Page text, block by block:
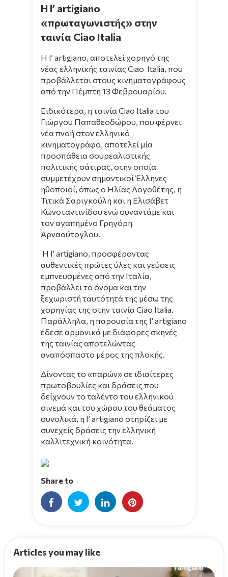
Η l’ artigiano
«πρωταγωνιστής» στην
ταινία Ciao Italia
H l’ artigiano, αποτελεί χορηγό της
νέας ελληνικής ταινίας Ciao Italia, που
προβάλλεται στους κινηματογράφους
από την Πέμπτη 13 Φεβρουαρίου.
Ειδικότερα, η ταινία Ciao Italia του
Γιώργου Παπαθεοδώρου, που φέρνει
νέα πνοή στον ελληνικό
κινηματογράφο, αποτελεί μία
προσπάθεια σουρεαλιστικής
πολιτικής σάτιρας, στην οποία
συμμετέχουν σημαντικοί Έλληνες
ηθοποιοί, όπως ο Ηλίας Λογοθέτης, η
Τιτικά Σαριγκούλη και η Ελισάβετ
Κωνσταντινίδου ενώ συναντάμε και
τον αγαπημένο Γρηγόρη
Αρναούτογλου.
Η l’ artigiano, προσφέροντας
αυθεντικές πρώτες ύλες και γεύσεις
εμπνευσμένες από την Ιταλία,
προβάλλει το όνομα και την
ξεχωριστή ταυτότητά της μέσω της
χορηγίας της στην ταινία Ciao Italia.
Παράλληλα, η παρουσία της l’ artigiano
έδεσε αρμονικά με διάφορες σκηνές
της ταινίας αποτελώντας
αναπόσπαστο μέρος της πλοκής.
Δίνοντας το «παρών» σε ιδιαίτερες
πρωτοβουλίες και δράσεις που
δείχνουν το ταλέντο του ελληνικού
σινεμά και του χώρου του θεάματος
συνολικά, η l’ artigiano στηρίζει με
συνεχείς δράσεις την ελληνική
καλλιτεχνική κοινότητα.
Share to
Articles you may like